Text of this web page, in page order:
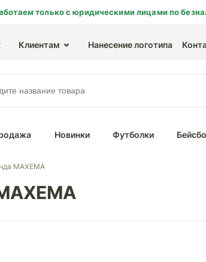
только с юридическими лицами по
Клиентам Нанесение логотипа
Новинки Футболки
MAXEMA